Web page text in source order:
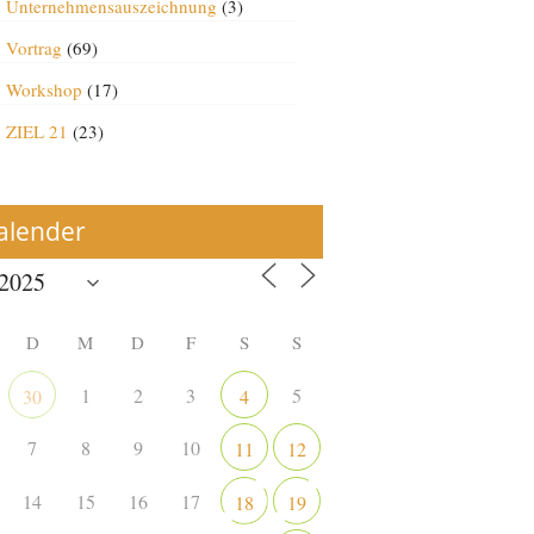
Unternehmensauszeichnung (3)
Vortrag (69)
Workshop (17)
ZIEL 21 (23)
D M D F S S
30 1 2 3 4 5
7 8 9 10 11 12
14 15 16 17 18 19